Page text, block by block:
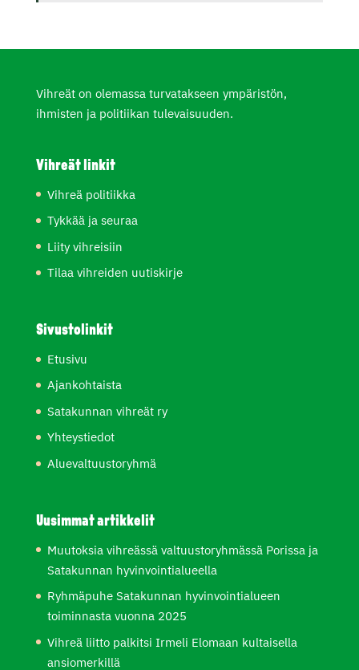
Vihreät on olemassa turvatakseen ympäristön,
ihmisten ja politiikan tulevaisuuden.
Vihreät linkit
Vihreä politiikka
Tykkää ja seuraa
Liity vihreisiin
Tilaa vihreiden uutiskirje
Sivustolinkit
Etusivu
Ajankohtaista
Satakunnan vihreät ry
Yhteystiedot
Aluevaltuustoryhmä
Uusimmat artikkelit
Muutoksia vihreässä valtuustoryhmässä Porissa ja
Satakunnan hyvinvointialueella
Ryhmäpuhe Satakunnan hyvinvointialueen
toiminnasta vuonna 2025
Vihreä liitto palkitsi Irmeli Elomaan kultaisella
ansiomerkillä